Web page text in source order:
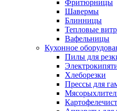
Фритюрницы
Шавермы
Блинницы
Тепловые
Вафельницы
Кухонное
Пилы для
Хлеборезки
Прессы для